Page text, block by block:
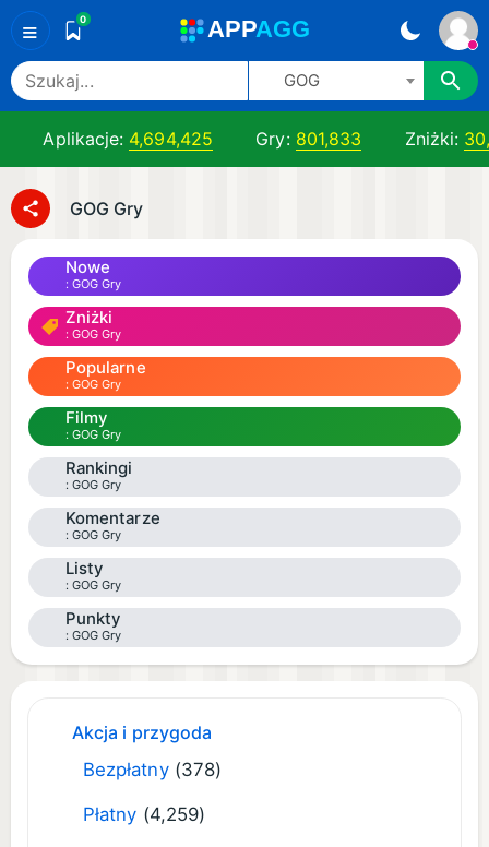
≡ 0 APPAGG
GOG
Aplikacje: 4,694,425 Gry: 801,833 Zniżki:
GOG Gry
Nowe
GOG Gry
Zniżki
GOG Gry
Popularne
GOG Gry
Filmy
GOG Gry
Rankingi
GOG Gry
Komentarze
GOG Gry
Listy
GOG Gry
Punkty
GOG Gry
Akcja i przygoda
Bezpłatny (378)
Płatny (4,259)